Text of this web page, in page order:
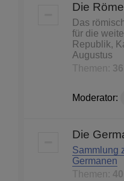
Die
Das
für die
Republik,
Augustus
Themen: 36
Moderator:
Die
Sammlung
Germanen
Themen: 40